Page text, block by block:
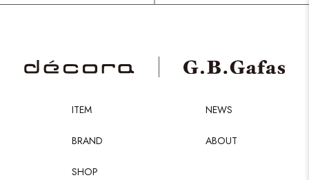
ITEM
BRAND
SHOP
NEWS
ABOUT